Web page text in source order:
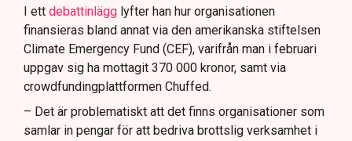
I ett debattinlägg lyfter han hur organisationen
finansieras bland annat via den amerikanska stiftelsen
Climate Emergency Fund (CEF), varifrån man i februari
uppgav sig ha mottagit 370 000 kronor, samt via
crowdfundingplattformen Chuffed.
– Det är problematiskt att det finns organisationer som
samlar in pengar för att bedriva brottslig verksamhet i